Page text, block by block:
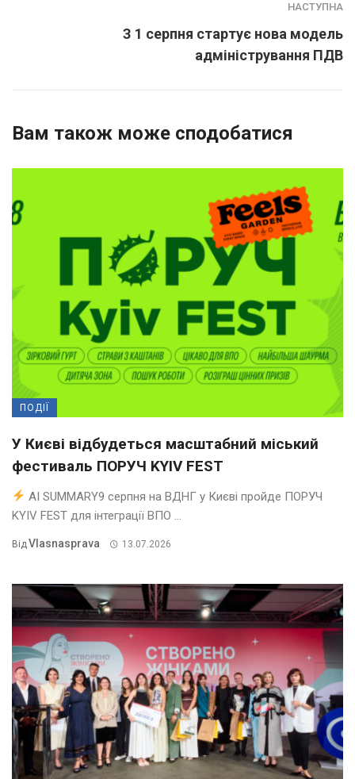
НАСТУПНА
З 1 серпня стартує нова модель
адміністрування ПДВ
Вам також може сподобатися
ПОДІЇ
У Києві відбудеться масштабний міський
фестиваль ПОРУЧ KYIV FEST
AI SUMMARY9 серпня на ВДНГ у Києві пройде ПОРУЧ
KYIV FEST для інтеграції ВПО ...
Від Vlasnasprava 13.07.2026